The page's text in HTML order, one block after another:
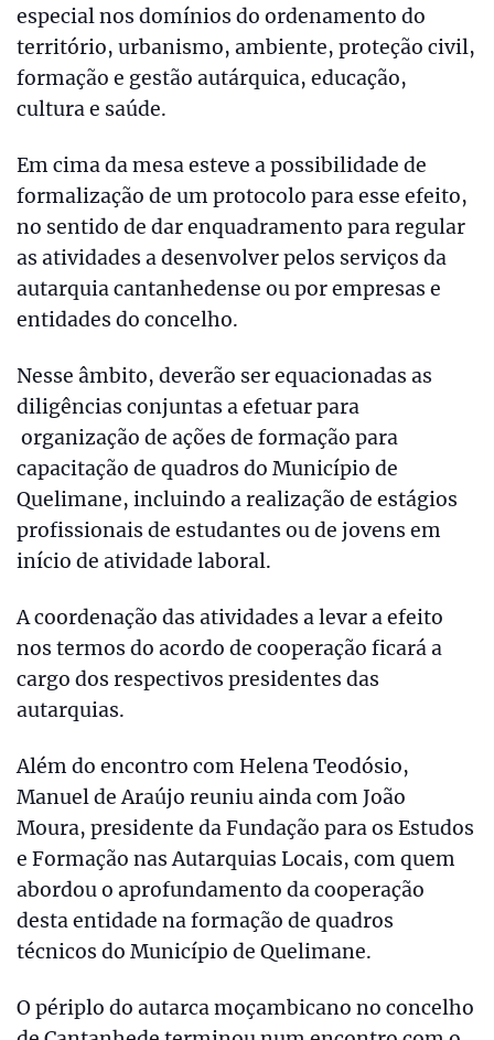
especial nos domínios do ordenamento do
território, urbanismo, ambiente, proteção civil,
formação e gestão autárquica, educação,
cultura e saúde.
Em cima da mesa esteve a possibilidade de
formalização de um protocolo para esse efeito,
no sentido de dar enquadramento para regular
as atividades a desenvolver pelos serviços da
autarquia cantanhedense ou por empresas e
entidades do concelho.
Nesse âmbito, deverão ser equacionadas as
diligências conjuntas a efetuar para
organização de ações de formação para
capacitação de quadros do Município de
Quelimane, incluindo a realização de estágios
profissionais de estudantes ou de jovens em
início de atividade laboral.
A coordenação das atividades a levar a efeito
nos termos do acordo de cooperação ficará a
cargo dos respectivos presidentes das
autarquias.
Além do encontro com Helena Teodósio,
Manuel de Araújo reuniu ainda com João
Moura, presidente da Fundação para os Estudos
e Formação nas Autarquias Locais, com quem
abordou o aprofundamento da cooperação
desta entidade na formação de quadros
técnicos do Município de Quelimane.
O périplo do autarca moçambicano no concelho